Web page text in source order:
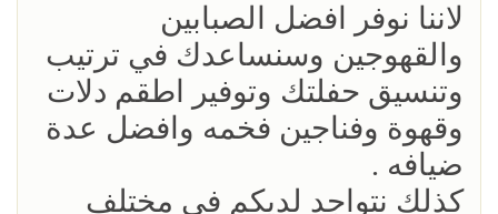
لاننا نوفر افضل الصبابين
والقهوجين وسنساعدك في ترتيب
وتنسيق حفلتك وتوفير اطقم دلات
وقهوة وفناجين فخمه وافضل عدة
ضيافه .
كذلك نتواجد لديكم في مختلف